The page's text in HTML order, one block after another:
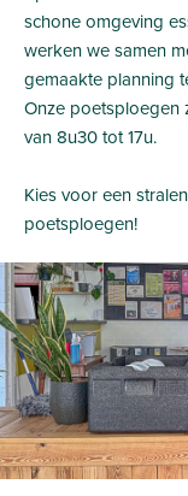
schone omgeving
werken we samen
gemaakte planning
Onze poetsploegen
van 8u30 tot 17u.
Kies voor een
poetsploegen!